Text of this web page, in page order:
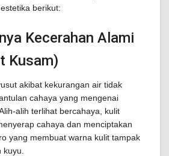
berikut:
Kecerahan Alami
Kusam)
akibat kekurangan air tidak
cahaya yang mengenai
alih terlihat bercahaya, kulit
cahaya dan menciptakan
yang membuat warna kulit tampak